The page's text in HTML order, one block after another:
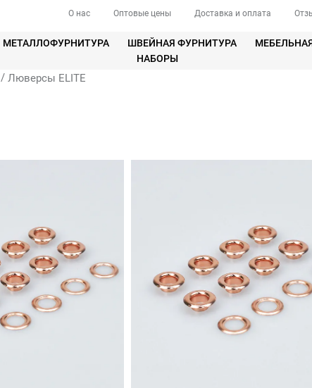
О нас Оптовые цены Доставка и оплата
МЕТАЛЛОФУРНИТУРА ШВЕЙНАЯ ФУРНИТУРА
НАБОРЫ
/ Люверсы ELITE